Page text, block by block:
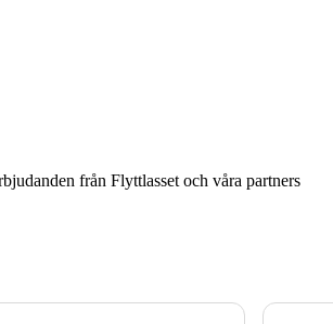
från Flyttlasset och våra partners